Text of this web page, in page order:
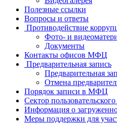
Полезные ссылки
Вопросы и ответы
Противодействие
Фото- и
Документы
Контакты офисов МФЦ
Предварительная запись
Предварительная
Отмена
Порядок записи в МФЦ
Сектор
Информация о
Меры поддержки для